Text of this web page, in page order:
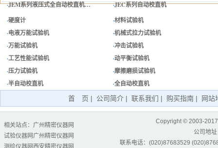
·JEM系列液压式全自动校直机… ·JEC系列自动校直机
·硬度计 ·材料试验机
·电液万能试验机 ·机械式拉力试验机
·万能试验机 ·冲击试验机
·工艺性能试验机 ·动平衡试验机
·压力试验机 ·摩擦磨损试验机
·半自动校直机 ·全自动校直机
首 页 | 公司简介 | 联系我们 | 购买指南 | 网站
相关站点： 广州精密仪器网
试验仪器网 广州精密仪器网
测绘仪器网 西安精密仪器网
Copyright © 2003-2017
公司地
联系电话：(020)87683529